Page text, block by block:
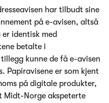
har tilbudt sine
på e-avisen, altså
identisk med
betalte i
kunne de få e-avisen
Papiravisene er som kjent
på digitale produkter,
Midt-Norge akspeterte